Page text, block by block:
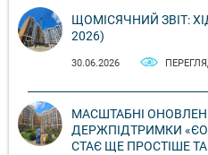
ЩОМІСЯЧНИЙ ЗВІТ:
2026)
30.06.2026
МАСШТАБНІ
ДЕРЖПІДТРИМКИ
СТАЄ ЩЕ ПРОСТІШЕ